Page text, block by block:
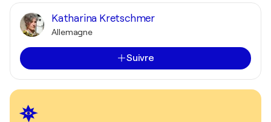
Katharina Kretschmer
Allemagne
Suivre